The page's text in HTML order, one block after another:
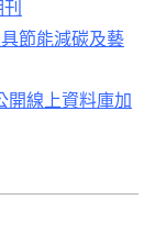
節能減碳及藝
開線上資料庫加